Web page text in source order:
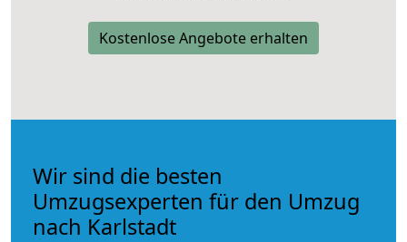
Kostenlose Angebote erhalten
Wir sind die besten
Umzugsexperten für den Umzug
nach Karlstadt